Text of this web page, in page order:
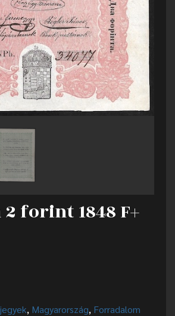
forint 1848 F+
, Magyarország, Forradalom